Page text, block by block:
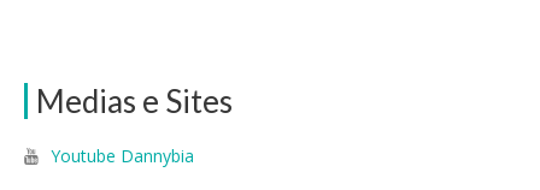
Medias e Sites
Youtube Dannybia